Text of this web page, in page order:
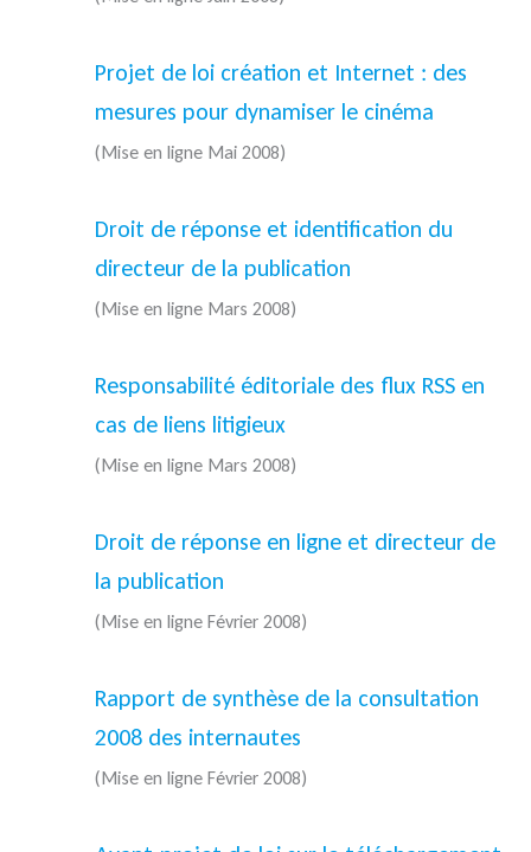
Projet de loi création et Internet : des
mesures pour dynamiser le cinéma
(Mise en ligne Mai 2008)
Droit de réponse et identification du
directeur de la publication
(Mise en ligne Mars 2008)
Responsabilité éditoriale des flux RSS en
cas de liens litigieux
(Mise en ligne Mars 2008)
Droit de réponse en ligne et directeur de
la publication
(Mise en ligne Février 2008)
Rapport de synthèse de la consultation
2008 des internautes
(Mise en ligne Février 2008)